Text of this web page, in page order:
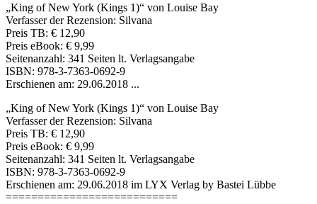
„King of New York (Kings 1)“ von Louise Bay
Verfasser der Rezension: Silvana
Preis TB: € 12,90
Preis eBook: € 9,99
Seitenanzahl: 341 Seiten lt. Verlagsangabe
ISBN: 978-3-7363-0692-9
Erschienen am: 29.06.2018 ...
„King of New York (Kings 1)“ von Louise Bay
Verfasser der Rezension: Silvana
Preis TB: € 12,90
Preis eBook: € 9,99
Seitenanzahl: 341 Seiten lt. Verlagsangabe
ISBN: 978-3-7363-0692-9
Erschienen am: 29.06.2018 im LYX Verlag by Bastei Lübbe
===========================